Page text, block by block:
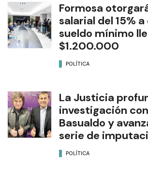
Formosa
salarial del 15%
sueldo mínimo
$1.200.000
POLÍTICA
La Justicia
investigación
Basualdo y
serie de
POLÍTICA